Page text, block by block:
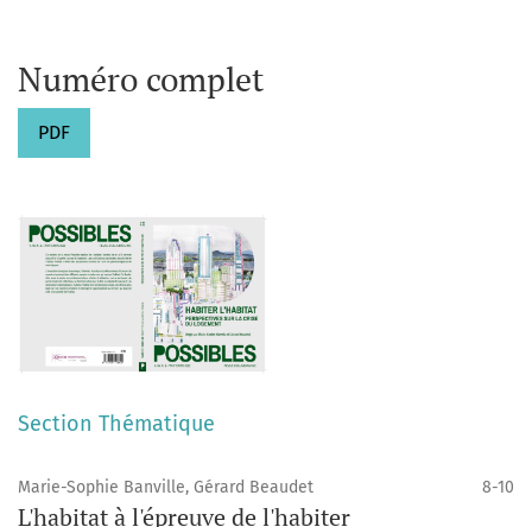
Numéro complet
PDF
Section Thématique
Marie-Sophie Banville, Gérard Beaudet 8-10
L'habitat à l'épreuve de l'habiter